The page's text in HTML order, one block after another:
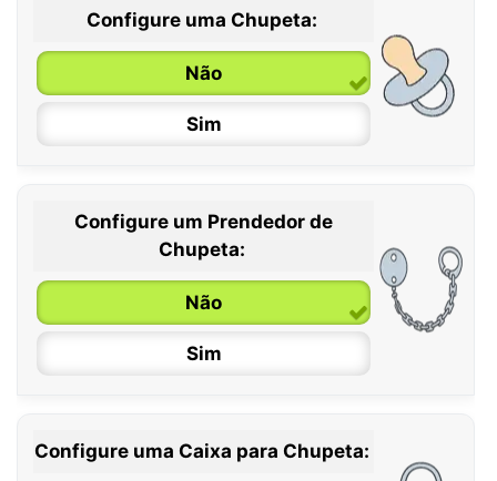
Configure uma Chupeta:
Não
Sim
0 / 6 meses
6 / 36 meses
Configure um Prendedor de
Chupeta:
Não
Sim
Configure uma Caixa para Chupeta: